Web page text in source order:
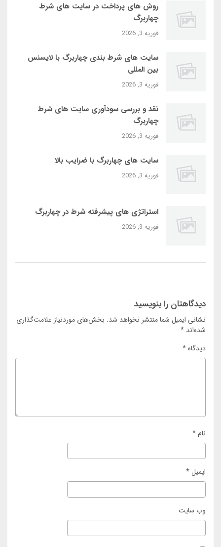
روش‌ های پرداخت در سایت‌ های شرط
چهاربرگ
فوریه 3, 2026
سایت‌ های شرط بندی چهاربرگ با لایسنس
بین‌ المللی
فوریه 3, 2026
نقد و بررسی سودآوری سایت‌ های شرط
چهاربرگ
فوریه 3, 2026
سایت‌ های چهاربرگ با ضرایب بالا
فوریه 3, 2026
استراتژی‌ های پیشرفته شرط در چهاربرگ
فوریه 3, 2026
دیدگاهتان را بنویسید
نشانی ایمیل شما منتشر نخواهد شد. بخش‌های موردنیاز علامت‌گذاری
شده‌اند *
دیدگاه*
نام*
ایمیل*
وب‌ سایت